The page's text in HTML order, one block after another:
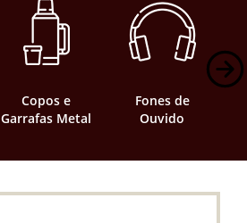
Copos e
Garrafas Metal
Fones de
Ouvido